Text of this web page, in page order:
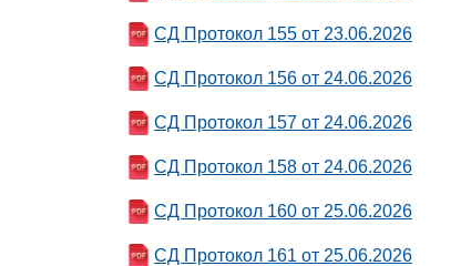
СД Протокол 155 от 23.06.2026
СД Протокол 156 от 24.06.2026
СД Протокол 157 от 24.06.2026
СД Протокол 158 от 24.06.2026
СД Протокол 160 от 25.06.2026
СД Протокол 161 от 25.06.2026